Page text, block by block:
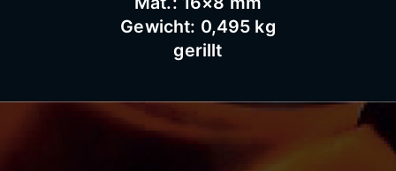
Gewicht: 0,495 kg
gerillt